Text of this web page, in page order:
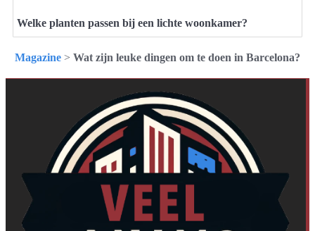
Welke planten passen bij een lichte woonkamer?
Magazine > Wat zijn leuke dingen om te doen in Barcelona?